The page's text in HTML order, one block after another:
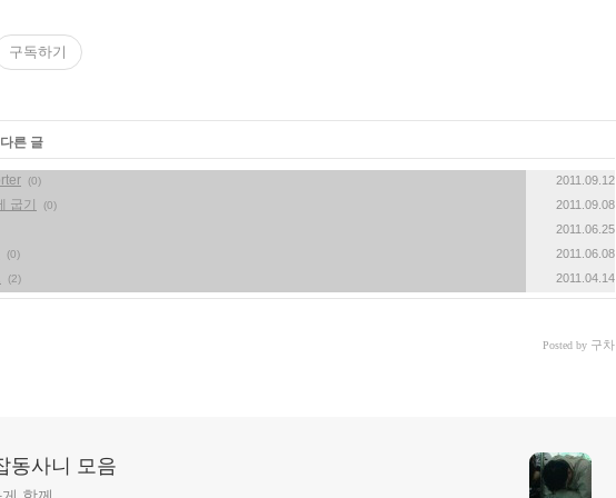
구독하기
른 글
(0) 2011.09.12
굽기 (0) 2011.09.08
2011.06.25
(0) 2011.06.08
(2) 2011.04.14
Posted by 구
동사니 모음